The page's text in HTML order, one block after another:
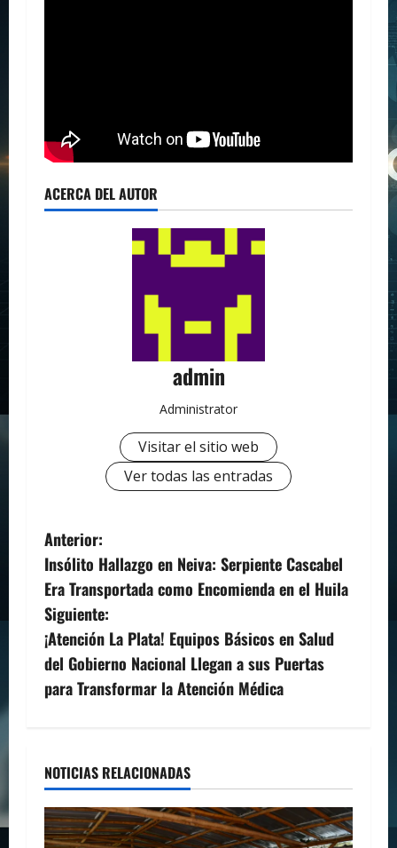
ACERCA DEL AUTOR
admin
Administrator
Visitar el sitio web
Ver todas las entradas
N
a
v
e
g
c
i
Anterior:
Insólito Hallazgo en Neiva: Serpiente Cascabel
Era Transportada como Encomienda en el Huila
Siguiente:
¡Atención La Plata! Equipos Básicos en Salud
del Gobierno Nacional Llegan a sus Puertas
para Transformar la Atención Médica
NOTICIAS RELACIONADAS